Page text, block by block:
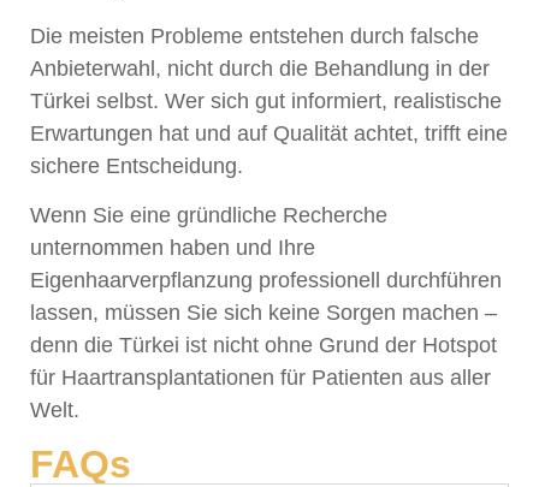
Die meisten Probleme entstehen durch falsche
Anbieterwahl, nicht durch die Behandlung in der
Türkei selbst. Wer sich gut informiert, realistische
Erwartungen hat und auf Qualität achtet, trifft eine
sichere Entscheidung.
Wenn Sie eine gründliche Recherche
unternommen haben und Ihre
Eigenhaarverpflanzung professionell durchführen
lassen, müssen Sie sich keine Sorgen machen –
denn die Türkei ist nicht ohne Grund der Hotspot
für Haartransplantationen für Patienten aus aller
Welt.
FAQs